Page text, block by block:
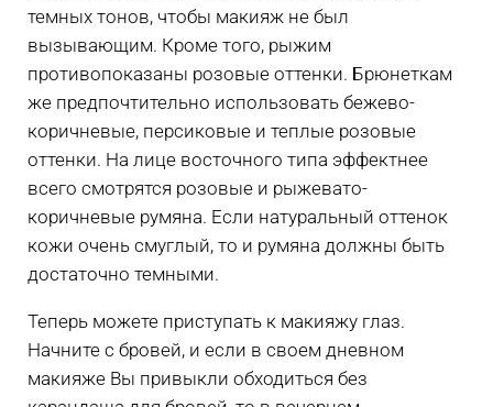
темных тонов, чтобы макияж не был
вызывающим. Кроме того, рыжим
противопоказаны розовые оттенки. Брюнеткам
же предпочтительно использовать бежево-
коричневые, персиковые и теплые розовые
оттенки. На лице восточного типа эффектнее
всего смотрятся розовые и рыжевато-
коричневые румяна. Если натуральный оттенок
кожи очень смуглый, то и румяна должны быть
достаточно темными.
Теперь можете приступать к макияжу глаз.
Начните с бровей, и если в своем дневном
макияже Вы привыкли обходиться без